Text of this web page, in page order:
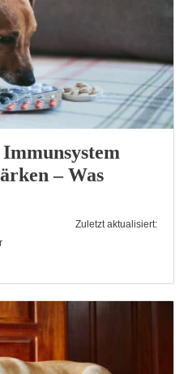
– Was
Zuletzt aktualisiert: